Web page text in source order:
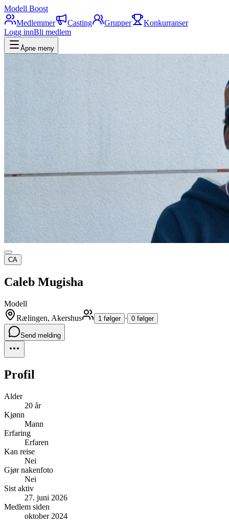
Modell Boost
Medlemmer
Casting Grupper
Konkurranser
Logg innBli medlem
Åpne meny
CA
Caleb Mugisha
Modell
Rælingen, Akershus
1 følger · 0 følger
Send melding
Profil
Alder
20 år
Kjønn
Mann
Erfaring
Erfaren
Kan reise
Nei
Gjør nakenfoto
Nei
Sist aktiv
27. juni 2026
Medlem siden
oktober 2024